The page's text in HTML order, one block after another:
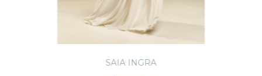
SAIA INGRA